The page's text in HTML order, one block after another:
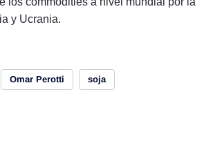
y Ucrania.
Omar Perotti soja